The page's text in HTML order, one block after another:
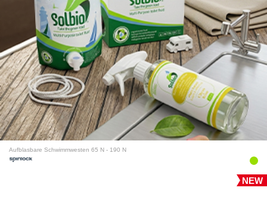
Aufblasbare Schwimmwesten 65 N - 190 N
NEW